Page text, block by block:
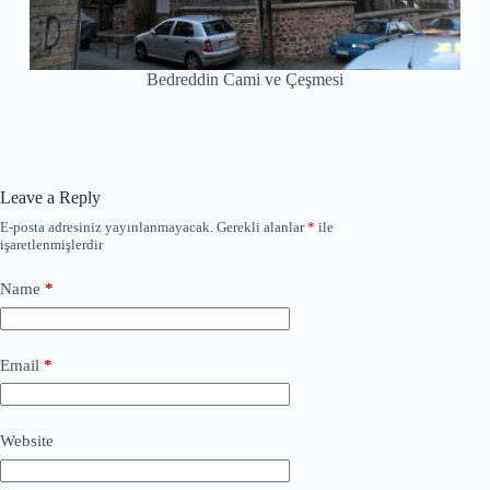
Bedreddin Cami ve Çeşmesi
Leave a Reply
E-posta adresiniz yayınlanmayacak. Gerekli alanlar* ile
işaretlenmişlerdir
Name *
Email *
Website